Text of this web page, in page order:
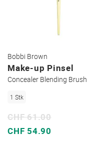
Bobbi Brown
Make-up Pinsel
Concealer Blending Brush
1 Stk
Sonderpreis
CHF 54.90
CHF 61.00